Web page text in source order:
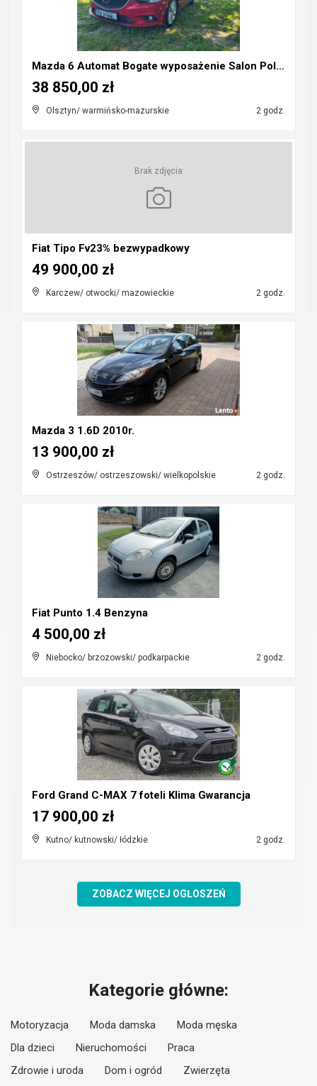
Mazda 6 Automat Bogate wyposażenie Salon Polska
Olsztyn/ warmińsko-mazurskie 2 godz.
38 850,00 zł
Brak zdjęcia
Fiat Tipo Fv23% bezwypadkowy
Karczew/ otwocki/ mazowieckie 2 godz.
49 900,00 zł
Mazda 3 1.6D 2010r.
Ostrzeszów/ ostrzeszowski/ wielkopolskie 2 godz.
13 900,00 zł
Fiat Punto 1.4 Benzyna
Niebocko/ brzozowski/ podkarpackie 2 godz.
4 500,00 zł
Ford Grand C-MAX 7 foteli Klima Gwarancja
Kutno/ kutnowski/ łódzkie 2 godz.
17 900,00 zł
ZOBACZ WIĘCEJ OGŁOSZEŃ
Kategorie główne:
Motoryzacja Moda damska
Moda męska
Dla dzieci
Nieruchomości
Praca
Zdrowie i uroda
Dom i ogród Zwierzęta